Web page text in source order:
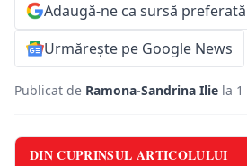
Adaugă-ne ca sursă preferată
Urmărește pe Google News
Publicat de Ramona-Sandrina Ilie la
DIN CUPRINSUL ARTICOLULUI